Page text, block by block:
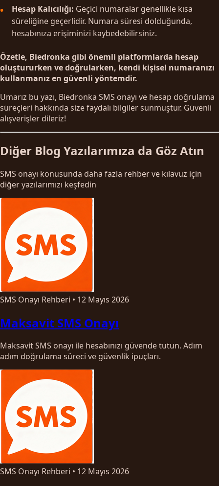
Hesap Kalıcılığı: Geçici numaralar genellikle kısa
süreliğine geçerlidir. Numara süresi dolduğunda,
hesabınıza erişiminizi kaybedebilirsiniz.
Özetle, Biedronka gibi önemli platformlarda hesap
oluştururken ve doğrularken, kendi kişisel numaranızı
kullanmanız en güvenli yöntemdir.
Umarız bu yazı, Biedronka SMS onayı ve hesap doğrulama
süreçleri hakkında size faydalı bilgiler sunmuştur. Güvenli
alışverişler dileriz!
Diğer Blog Yazılarımıza da Göz Atın
SMS onayı konusunda daha fazla rehber ve kılavuz için
diğer yazılarımızı keşfedin
SMS Onayı Rehberi • 12 Mayıs 2026
Maksavit SMS Onayı
Maksavit SMS onayı ile hesabınızı güvende tutun. Adım
adım doğrulama süreci ve güvenlik ipuçları.
SMS Onayı Rehberi • 12 Mayıs 2026